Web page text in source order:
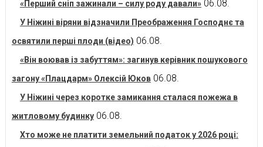
«Перший сніп зажинали – силу роду давали» 06.08.
У Ніжині віряни відзначили Преображення Господнє та
освятили перші плоди (відео) 06.08.
«Він воював із забуттям»: загинув керівник пошукового
загону «Плацдарм» Олексій Юков 06.08.
У Ніжині через коротке замикання сталася пожежа в
житловому будинку 06.08.
Хто може не платити земельний податок у 2026 році: